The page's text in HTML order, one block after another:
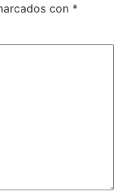
con *